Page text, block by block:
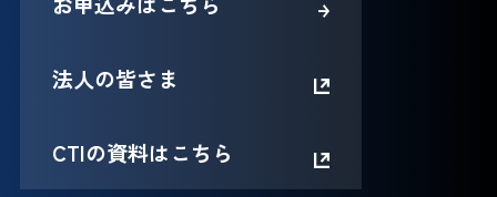
法人の皆さま
CTIの資料はこちら